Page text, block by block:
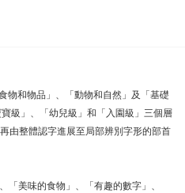
物和物品」、「動物和自然」及「基礎
級」、「幼兒級」和「入園級」三個層
由整體認字進展至局部辨別字形的部首
「美味的食物」、「有趣的數字」、